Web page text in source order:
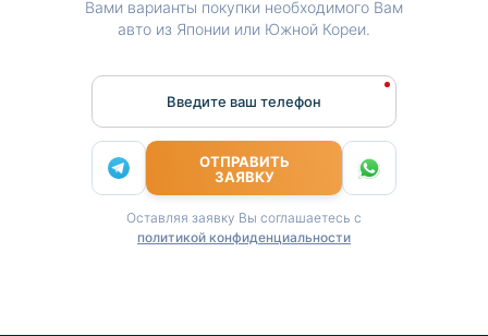
Вами варианты покупки необходимого Вам
авто из Японии или Южной Кореи.
Введите ваш телефон
ОТПРАВИТЬ
ЗАЯВКУ
Оставляя заявку Вы соглашаетесь с
политикой конфиденциальности